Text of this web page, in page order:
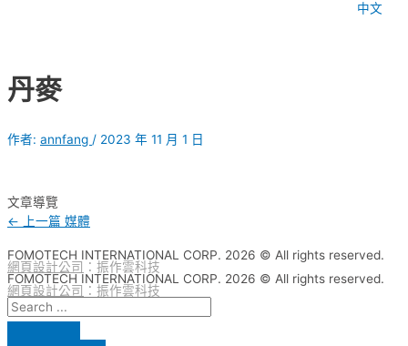
中文
丹麥
作者: annfang / 2023 年 11 月 1 日
文章導覽
← 上一篇 媒體
FOMOTECH INTERNATIONAL CORP. 2026 © All rights reserved.
網頁設計公司 ：振作雲科技
FOMOTECH INTERNATIONAL CORP. 2026 © All rights reserved.
網頁設計公司 ：振作雲科技